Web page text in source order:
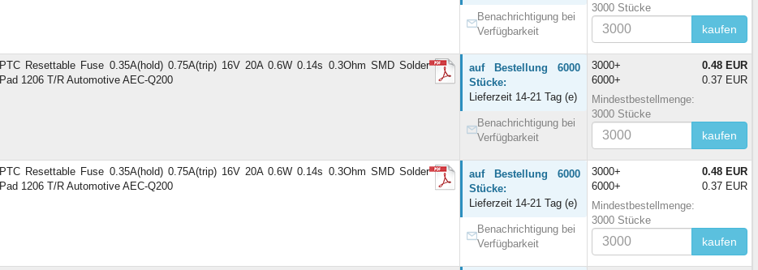
Benachrichtigung bei
Verfügbarkeit
3000 Stücke
kaufen
PTC Resettable Fuse 0.35A(hold) 0.75A(trip) 16V 20A 0.6W 0.14s 0.3Ohm SMD Solder
Pad 1206 T/R Automotive AEC-Q200
auf Bestellung 6000
Stücke:
Lieferzeit 14-21 Tag (e)
Benachrichtigung bei
Verfügbarkeit
3000+
0.48 EUR
6000+
0.37 EUR
Mindestbestellmenge:
3000 Stücke
kaufen
PTC Resettable Fuse 0.35A(hold) 0.75A(trip) 16V 20A 0.6W 0.14s 0.3Ohm SMD Solder
Pad 1206 T/R Automotive AEC-Q200
auf Bestellung 6000
Stücke:
Lieferzeit 14-21 Tag (e)
Benachrichtigung bei
Verfügbarkeit
3000+
0.48 EUR
6000+
0.37 EUR
Mindestbestellmenge:
3000 Stücke
kaufen